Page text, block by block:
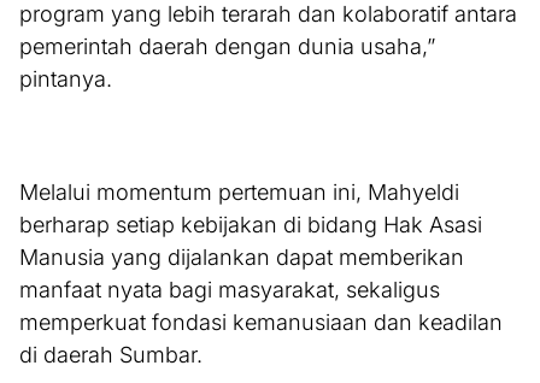
program yang lebih terarah dan kolaboratif antara
pemerintah daerah dengan dunia usaha,”
pintanya.
Melalui momentum pertemuan ini, Mahyeldi
berharap setiap kebijakan di bidang Hak Asasi
Manusia yang dijalankan dapat memberikan
manfaat nyata bagi masyarakat, sekaligus
memperkuat fondasi kemanusiaan dan keadilan
di daerah Sumbar.